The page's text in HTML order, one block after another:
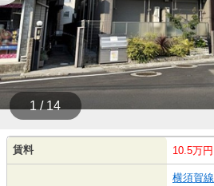
1 / 14
賃料 10.5万円
横須賀線